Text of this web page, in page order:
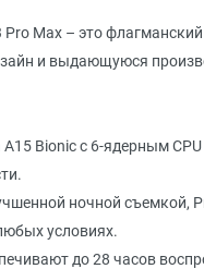
Max – это
и выдающуюся
Bionic с 6-ядерным
ночной съемкой,
условиях.
до 28 часов